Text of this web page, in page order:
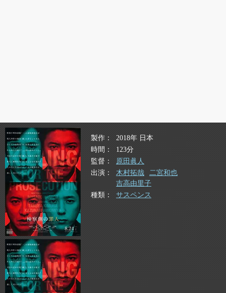
製作
2018年 日本
時間
123分
監督
原田眞人
出演
木村拓哉
二宮和也
吉高由里子
種類
サスペンス